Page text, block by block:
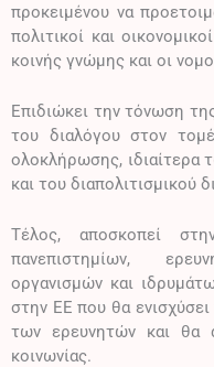
προκειμένου να
πολιτικοί και
κοινής γνώμης και οι
Επιδιώκει την τόνωση
του διαλόγου στον
ολοκλήρωσης, ιδιαίτερα
και του διαπολιτισμικού
Τέλος, αποσκοπεί
πανεπιστημίων,
οργανισμών και
στην ΕΕ που θα
των ερευνητών και θα
κοινωνίας.